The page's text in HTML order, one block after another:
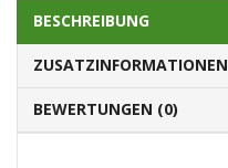
BESCHREIBUNG
ZUSATZINFORMATIONEN
BEWERTUNGEN (0)